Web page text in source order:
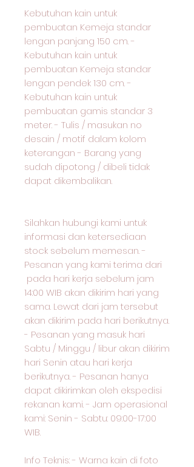
Kebutuhan kain untuk
pembuatan Kemeja standar
lengan panjang 150 cm. -
Kebutuhan kain untuk
pembuatan Kemeja standar
lengan pendek 130 cm. -
Kebutuhan kain untuk
pembuatan gamis standar 3
meter. - Tulis / masukan no
desain / motif dalam kolom
keterangan - Barang yang
sudah dipotong / dibeli tidak
dapat dikembalikan.
Silahkan hubungi kami untuk
informasi dan ketersediaan
stock sebelum memesan. -
Pesanan yang kami terima dari
pada hari kerja sebelum jam
14:00 WIB akan dikirim hari yang
sama. Lewat dari jam tersebut
akan dikirim pada hari berikutnya.
- Pesanan yang masuk hari
Sabtu / Minggu / libur akan dikirim
hari Senin atau hari kerja
berikutnya. - Pesanan hanya
dapat dikirimkan oleh ekspedisi
rekanan kami. - Jam operasional
kami: Senin - Sabtu: 09:00-17:00
WIB.
Info Teknis: - Warna kain di foto